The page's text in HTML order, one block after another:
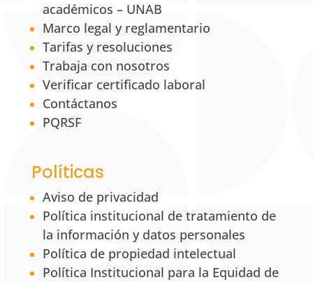
académicos – UNAB
Marco legal y reglamentario
Tarifas y resoluciones
Trabaja con nosotros
Verificar certificado laboral
Contáctanos
PQRSF
Políticas
Aviso de privacidad
Política institucional de tratamiento de
la información y datos personales
Política de propiedad intelectual
Política Institucional para la Equidad de